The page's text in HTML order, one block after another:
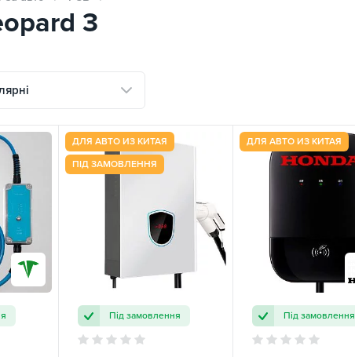
3
ДЛЯ АВТО ИЗ КИТАЯ
ПІД ЗАМОВЛЕННЯ
Під замовлення
ДЛЯ АВТО ИЗ КИТАЯ
Під замовлення